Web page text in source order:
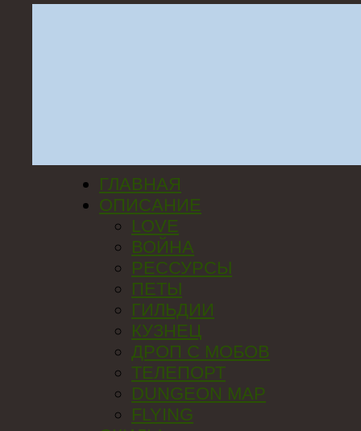
ГЛАВНАЯ
ОПИСАНИЕ
LOVE
ВОЙНА
РЕССУРСЫ
ПЕТЫ
ГИЛЬДИИ
КУЗНЕЦ
ДРОП С МОБОВ
ТЕЛЕПОРТ
DUNGEON MAP
FLYING